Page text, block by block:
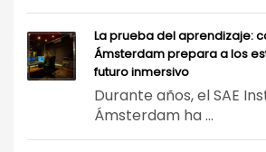
La prueba del aprendizaje:
Ámsterdam prepara a los
futuro inmersivo
Durante años, el SAE
Ámsterdam ha ...